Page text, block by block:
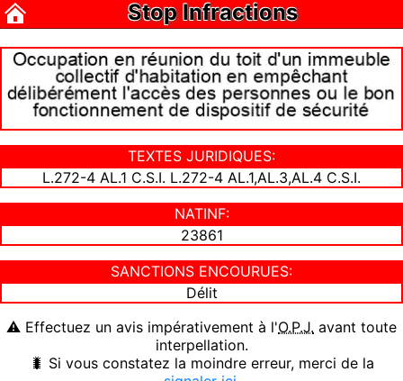
Stop Infractions
TEXTES JURIDIQUES:
L.272-4 AL.1 C.S.I. L.272-4 AL.1,AL.3,AL.4 C.S.I.
NATINF:
23861
SANCTIONS ENCOURUES:
Délit
⚠ Effectuez un avis impérativement à l'O.P.J. avant toute
interpellation.
🐛 Si vous constatez la moindre erreur, merci de la